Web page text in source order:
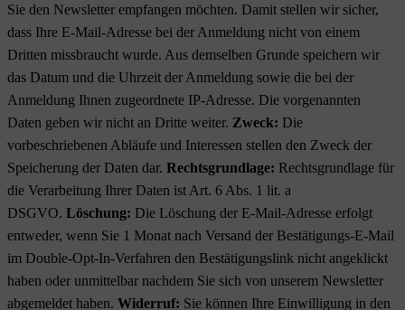
Sie den Newsletter empfangen möchten. Damit stellen wir sicher,
dass Ihre E-Mail-Adresse bei der Anmeldung nicht von einem
Dritten missbraucht wurde. Aus demselben Grunde speichern wir
das Datum und die Uhrzeit der Anmeldung sowie die bei der
Anmeldung Ihnen zugeordnete IP-Adresse. Die vorgenannten
Daten geben wir nicht an Dritte weiter. Zweck: Die
vorbeschriebenen Abläufe und Interessen stellen den Zweck der
Speicherung der Daten dar. Rechtsgrundlage: Rechtsgrundlage für
die Verarbeitung Ihrer Daten ist Art. 6 Abs. 1 lit. a
DSGVO. Löschung: Die Löschung der E-Mail-Adresse erfolgt
entweder, wenn Sie 1 Monat nach Versand der Bestätigungs-E-Mail
im Double-Opt-In-Verfahren den Bestätigungslink nicht angeklickt
haben oder unmittelbar nachdem Sie sich von unserem Newsletter
abgemeldet haben. Widerruf: Sie können Ihre Einwilligung in den